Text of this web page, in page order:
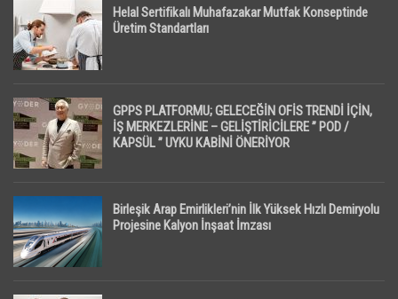
Helal Sertifikalı Muhafazakar Mutfak Konseptinde
Üretim Standartları
GPPS PLATFORMU; GELECEĞİN OFİS TRENDİ İÇİN,
İŞ MERKEZLERİNE – GELİŞTİRİCİLERE ” POD /
KAPSÜL ” UYKU KABİNİ ÖNERİYOR
Birleşik Arap Emirlikleri’nin İlk Yüksek Hızlı Demiryolu
Projesine Kalyon İnşaat İmzası